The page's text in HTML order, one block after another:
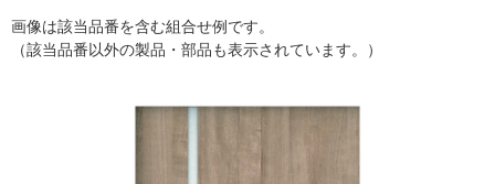
画像は該当品番を含む組合せ例です。
（該当品番以外の製品・部品も表示されています。）